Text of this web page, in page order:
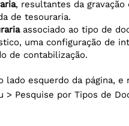
, resultantes da gravação
de tesouraria.
associado ao tipo de
uma configuração de
de contabilização.
esquerdo da página, e
> Pesquise por Tipos de